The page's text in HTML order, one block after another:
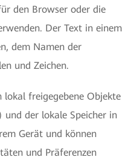
den Browser oder die
Der Text in einem
dem Namen der
und Zeichen.
lokal freigegebene Objekte
und der lokale Speicher in
Gerät und können
und Präferenzen